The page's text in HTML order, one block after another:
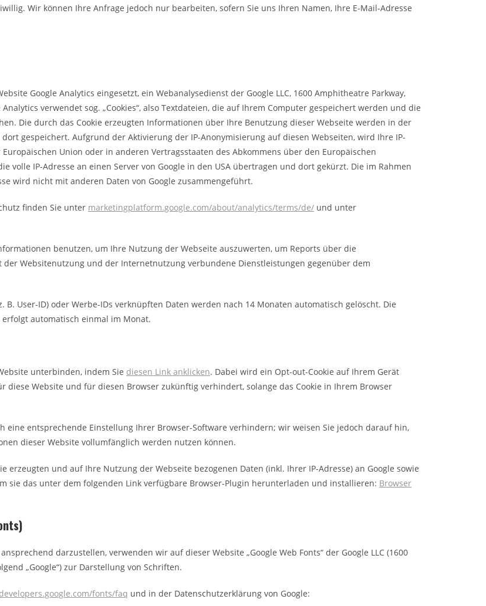
Wir können Ihre Anfrage jedoch nur bearbeiten, sofern Sie uns Ihren Namen, Ihre E-Mail-Adresse
Google Analytics eingesetzt, ein Webanalysedienst der Google LLC, 1600 Amphitheatre Parkway,
Analytics verwendet sog. „Cookies“, also Textdateien, die auf Ihrem Computer gespeichert werden und die
Die durch das Cookie erzeugten Informationen über Ihre Benutzung dieser Webseite werden in der
gespeichert. Aufgrund der Aktivierung der IP-Anonymisierung auf diesen Webseiten, wird Ihre IP-
Union oder in anderen Vertragsstaaten des Abkommens über den Europäischen
IP-Adresse an einen Server von Google in den USA übertragen und dort gekürzt. Die im Rahmen
wird nicht mit anderen Daten von Google zusammengeführt.
finden Sie unter marketingplatform.google.com/about/analytics/terms/de/ und unter
benutzen, um Ihre Nutzung der Webseite auszuwerten, um Reports über die
Websitenutzung und der Internetnutzung verbundene Dienstleistungen gegenüber dem
User-ID) oder Werbe-IDs verknüpften Daten werden nach 14 Monaten automatisch gelöscht. Die
automatisch einmal im Monat.
unterbinden, indem Sie diesen Link anklicken. Dabei wird ein Opt-out-Cookie auf Ihrem Gerät
Website und für diesen Browser zukünftig verhindert, solange das Cookie in Ihrem Browser
eine entsprechende Einstellung Ihrer Browser-Software verhindern; wir weisen Sie jedoch darauf hin,
dieser Website vollumfänglich werden nutzen können.
erzeugten und auf Ihre Nutzung der Webseite bezogenen Daten (inkl. Ihrer IP-Adresse) an Google sowie
sie das unter dem folgenden Link verfügbare Browser-Plugin herunterladen und installieren: Browser
darzustellen, verwenden wir auf dieser Website „Google Web Fonts“ der Google LLC (1600
„Google“) zur Darstellung von Schriften.
developers.google.com/fonts/faq und in der Datenschutzerklärung von Google: